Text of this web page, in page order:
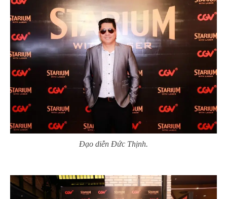
Đạo diễn Đức Thịnh.